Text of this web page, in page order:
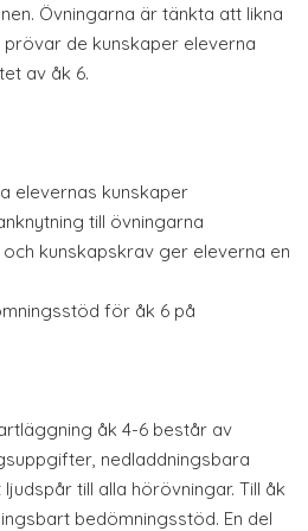
Övningarna är tänkta att likna
de kunskaper eleverna
av åk 6.
elevernas kunskaper
till övningarna
kunskapskrav ger eleverna en
för åk 6 på
åk 4-6 består av
nedladdningsbara
till alla hörövningar. Till åk
bedömningsstöd. En del